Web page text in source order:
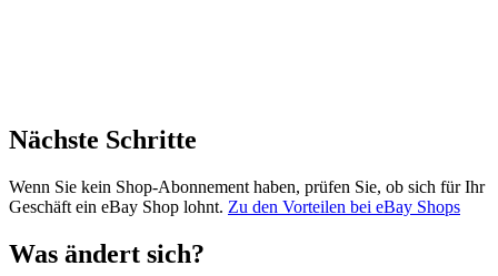
Nächste Schritte
Wenn Sie kein Shop-Abonnement haben, prüfen Sie, ob sich für Ihr
Geschäft ein eBay Shop lohnt. Zu den Vorteilen bei eBay Shops
Was ändert sich?